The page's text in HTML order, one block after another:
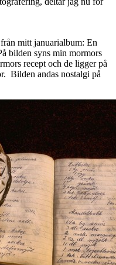
från mitt januarialbum: En
bilden syns min mormors
recept och de ligger på
Bilden andas nostalgi på